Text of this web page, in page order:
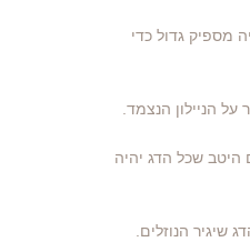
מספיק גדול כדי
היטב שכל הדג יהיה